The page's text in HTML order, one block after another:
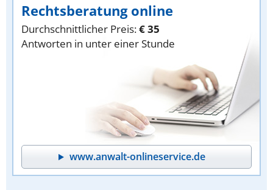
Rechtsberatung online
Durchschnittlicher Preis:€ 35
Antworten in unter einer Stunde
www.anwalt-onlineservice.de